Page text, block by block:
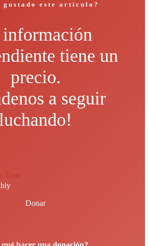
gustado este artículo?
tiene un
precio.
a seguir
Donar